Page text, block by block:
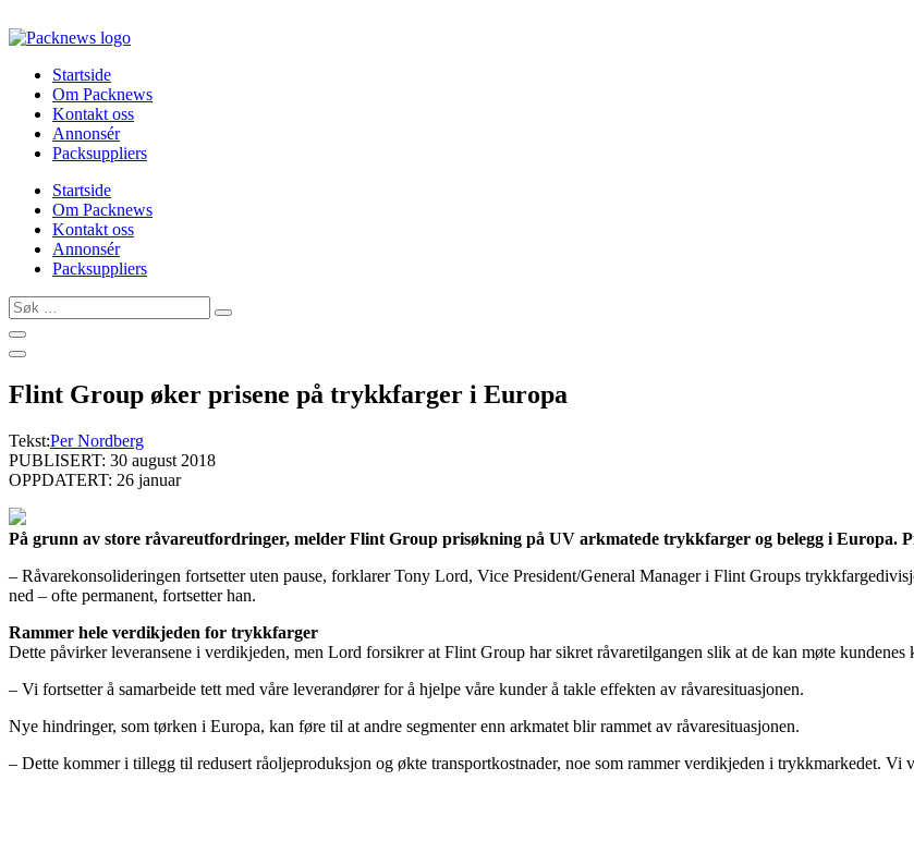
to
Startside
Om Packnews
Kontakt oss
Annonsér
Packsuppliers
Startside
Om Packnews
Kontakt oss
Annonsér
Packsuppliers
Søk
…
Flint Group øker prisene på trykkfarger i Europa
Tekst:Per Nordberg
PUBLISERT: 30 august 2018
OPPDATERT: 26 januar
På grunn av store råvareutfordringer, melder Flint Group prisøkning på UV arkmatede trykkfarger og belegg i Europa.
– Råvarekonsolideringen fortsetter uten pause, forklarer Tony Lord, Vice President/General Manager i Flint Groups
ned – ofte permanent, fortsetter han.
Rammer hele verdikjeden for trykkfarger
Dette påvirker leveransene i verdikjeden, men Lord forsikrer at Flint Group har sikret råvaretilgangen slik at de kan møte
– Vi fortsetter å samarbeide tett med våre leverandører for å hjelpe våre kunder å takle effekten av råvaresituasjonen.
Nye hindringer, som tørken i Europa, kan føre til at andre segmenter enn arkmatet blir rammet av råvaresituasjonen.
– Dette kommer i tillegg til redusert råoljeproduksjon og økte transportkostnader, noe som rammer verdikjeden i trykkmarkedet.